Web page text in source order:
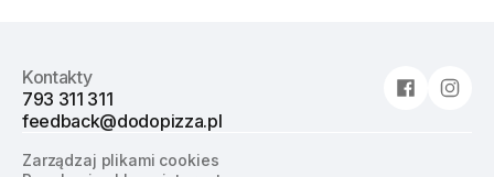
Kontakty
793 311 311
feedback@dodopizza.pl
Zarządzaj plikami cookies